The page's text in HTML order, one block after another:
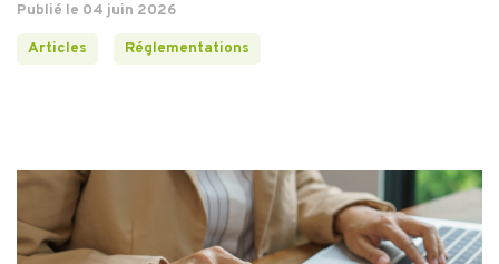
Publié le 04 juin 2026
Articles
Réglementations